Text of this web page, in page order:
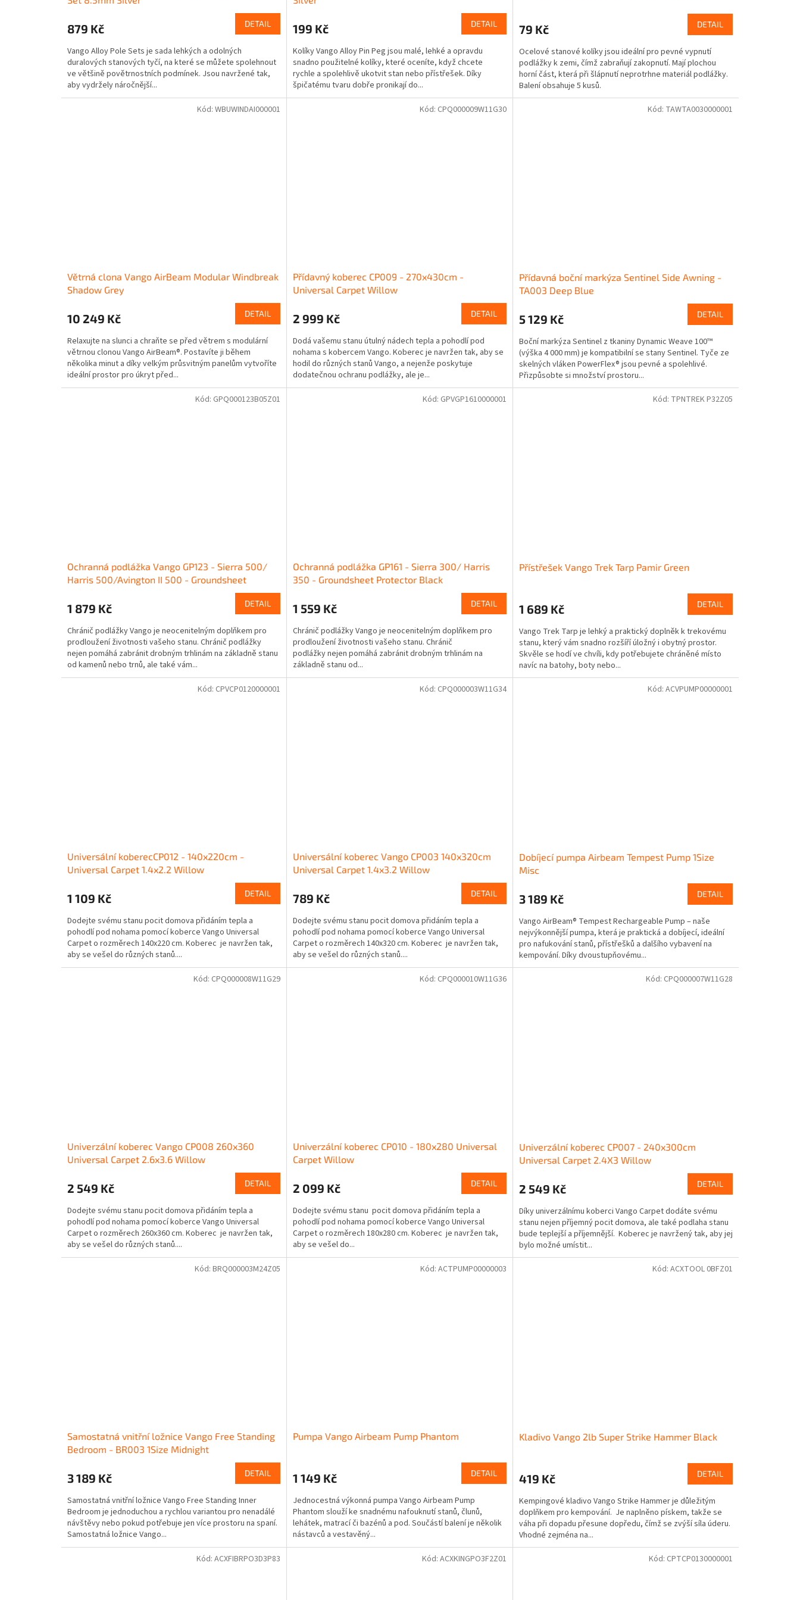
879 Kč DETAIL
Vango Alloy Pole Sets je sada lehkých a odolných
duralových stanových tyčí, na které se můžete spolehnout
ve většině povětrnostních podmínek. Jsou navržené tak,
aby vydržely náročnější...
199 Kč DETAIL
Kolíky Vango Alloy Pin Peg jsou malé, lehké a opravdu
snadno použitelné kolíky, které oceníte, když chcete
rychle a spolehlivě ukotvit stan nebo přístřešek. Díky
špičatému tvaru dobře pronikají do...
79 Kč DETAIL
Ocelové stanové kolíky jsou ideální pro pevné vypnutí
podlážky k zemi, čímž zabraňují zakopnutí. Mají plochou
horní část, která při šlápnutí neprotrhne materiál podlážky.
Balení obsahuje 5 kusů.
Větrná clona Vango AirBeam Modular Windbreak
Shadow Grey
10 249 Kč DETAIL
Relaxujte na slunci a chraňte se před větrem s modulární
větrnou clonou Vango AirBeam®. Postavíte ji během
několika minut a díky velkým průsvitným panelům vytvoříte
ideální prostor pro úkryt před...
Kód:WBUWINDAI000001
Přídavný koberec CP009 - 270x430cm -
Universal Carpet Willow
2 999 Kč DETAIL
Dodá vašemu stanu útulný nádech tepla a pohodlí pod
nohama s kobercem Vango. Koberec je navržen tak, aby se
hodil do různých stanů Vango, a nejenže poskytuje
dodatečnou ochranu podlážky, ale je...
Kód: CPQ000009W11G30
Přídavná boční markýza Sentinel Side Awning -
TA003 Deep Blue
5 129 Kč DETAIL
Boční markýza Sentinel z tkaniny Dynamic Weave 100™
(výška 4 000 mm) je kompatibilní se stany Sentinel. Tyče ze
skelných vláken PowerFlex® jsou pevné a spolehlivé.
Přizpůsobte si množství prostoru...
Kód: TAWTA0030000001
Ochranná podlážka Vango GP123 - Sierra 500/
Harris 500/Avington II 500 - Groundsheet
1 879 Kč DETAIL
Chránič podlážky Vango je neocenitelným doplňkem pro
prodloužení životnosti vašeho stanu. Chránič podlážky
nejen pomáhá zabránit drobným trhlinám na základně stanu
od kamenů nebo trnů, ale také vám...
Kód: GPQ000123B05Z01
Ochranná podlážka GP161 - Sierra 300/ Harris
350 - Groundsheet Protector Black
1 559 Kč DETAIL
Chránič podlážky Vango je neocenitelným doplňkem pro
prodloužení životnosti vašeho stanu. Chránič
podlážky nejen pomáhá zabránit drobným trhlinám na
základně stanu od...
Kód: GPVGP1610000001
Přístřešek Vango Trek Tarp Pamir Green
1 689 Kč DETAIL
Vango Trek Tarp je lehký a praktický doplněk k trekovému
stanu, který vám snadno rozšíří úložný i obytný prostor.
Skvěle se hodí ve chvíli, kdy potřebujete chráněné místo
navíc na batohy, boty nebo...
Kód: TPNTREK P32Z05
Universální koberecCP012 - 140x220cm -
Universal Carpet 1.4x2.2 Willow
1 109 Kč DETAIL
Dodejte svému stanu pocit domova přidáním tepla a
pohodlí pod nohama pomocí koberce Vango Universal
Carpet o rozměrech 140x220 cm. Koberec je navržen tak,
aby se vešel do různých stanů....
Kód: CPVCP0120000001
Universální koberec Vango CP003 140x320cm
Universal Carpet 1.4x3.2 Willow
789 Kč DETAIL
Dodejte svému stanu pocit domova přidáním tepla a
pohodlí pod nohama pomocí koberce Vango Universal
Carpet o rozměrech 140x320 cm. Koberec je navržen tak,
aby se vešel do různých stanů....
Kód: CPQ000003W11G34
Dobíjecí pumpa Airbeam Tempest Pump 1Size
Misc
3 189 Kč DETAIL
Vango AirBeam® Tempest Rechargeable Pump – naše
nejvýkonnější pumpa, která je praktická a dobíjecí, ideální
pro nafukování stanů, přístřešků a dalšího vybavení na
kempování. Díky dvoustupňovému...
Kód: ACVPUMP00000001
Univerzální koberec Vango CP008 260x360
Universal Carpet 2.6x3.6 Willow
2 549 Kč DETAIL
Dodejte svému stanu pocit domova přidáním tepla a
pohodlí pod nohama pomocí koberce Vango Universal
Carpet o rozměrech 260x360 cm. Koberec je navržen tak,
aby se vešel do různých stanů....
Kód: CPQ000008W11G29
Univerzální koberec CP010 - 180x280 Universal
Carpet Willow
2 099 Kč DETAIL
Dodejte svému stanu pocit domova přidáním tepla a
pohodlí pod nohama pomocí koberce Vango Universal
Carpet o rozměrech 180x280 cm. Koberec je navržen tak,
aby se vešel do...
Kód: CPQ000010W11G36
Univerzální koberec CP007 - 240x300cm
Universal Carpet 2.4X3 Willow
2 549 Kč DETAIL
Díky univerzálnímu koberci Vango Carpet dodáte svému
stanu nejen příjemný pocit domova, ale také podlaha stanu
bude teplejší a příjemnější. Koberec je navržený tak, aby jej
bylo možné umístit...
Kód: CPQ000007W11G28
Samostatná vnitřní ložnice Vango Free Standing
Bedroom - BR003 1Size Midnight
3 189 Kč DETAIL
Samostatná vnitřní ložnice Vango Free Standing Inner
Bedroom je jednoduchou a rychlou variantou pro nenadálé
návštěvy nebo pokud potřebuje jen více prostoru na spaní.
Samostatná ložnice Vango...
Kód:BRQ000003M24Z05
Pumpa Vango Airbeam Pump Phantom
1 149 Kč DETAIL
Jednocestná výkonná pumpa Vango Airbeam Pump
Phantom slouží ke snadnému nafouknutí stanů, člunů,
lehátek, matrací či bazénů a pod. Součástí balení je několik
nástavců a vestavěný...
Kód: ACTPUMP00000003
Kladivo Vango 2lb Super Strike Hammer Black
419 Kč DETAIL
Kempingové kladivo Vango Strike Hammer je důležitým
doplňkem pro kempování. Je naplněno pískem, takže se
váha při dopadu přesune dopředu, čímž se zvýší síla úderu.
Vhodné zejména na...
Kód: ACXTOOL 0BFZ01
Kód:ACXFIBRPO3D3P83 Kód: ACXKINGPO3F2Z01 Kód: CPTCP0130000001